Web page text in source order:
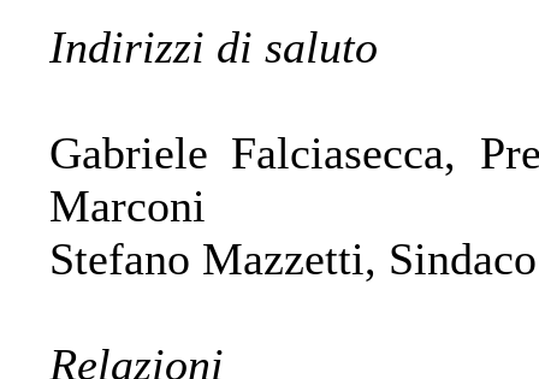
Indirizzi di saluto
Gabriele Falciasecca,
Marconi
Stefano Mazzetti,
Relazioni